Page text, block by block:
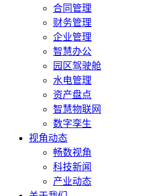
合同管理
财务管理
企业管理
智慧办公
园区驾驶舱
水电管理
资产盘点
智慧物联网
数字孪生
视角动态
畅数视角
科技新闻
产业动态